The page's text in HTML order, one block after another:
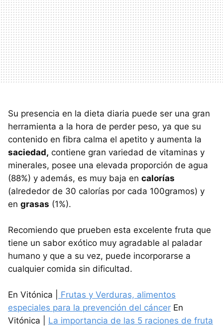
Su presencia en la dieta diaria puede ser una gran
herramienta a la hora de perder peso, ya que su
contenido en fibra calma el apetito y aumenta la
saciedad, contiene gran variedad de vitaminas y
minerales, posee una elevada proporción de agua
(88%) y además, es muy baja en calorías
(alrededor de 30 calorías por cada 100gramos) y
en grasas (1%).
Recomiendo que prueben esta excelente fruta que
tiene un sabor exótico muy agradable al paladar
humano y que a su vez, puede incorporarse a
cualquier comida sin dificultad.
En Vitónica |
Frutas y Verduras, alimentos
especiales para la prevención del cáncer En
Vitónica | La importancia de las 5 raciones de fruta